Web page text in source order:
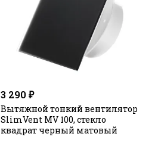
3 290 ₽
Вытяжной тонкий вентилятор
SlimVent МV 100, стекло
квадрат черный матовый